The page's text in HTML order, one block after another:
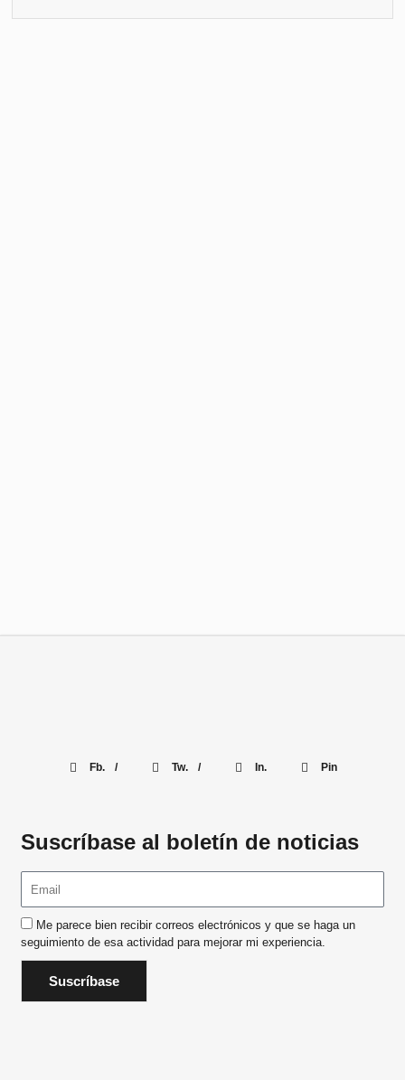
Fb. / Tw. / In. Pin
Suscríbase al boletín de noticias
Me parece bien recibir correos electrónicos y que se haga un
seguimiento de esa actividad para mejorar mi experiencia.
Suscríbase